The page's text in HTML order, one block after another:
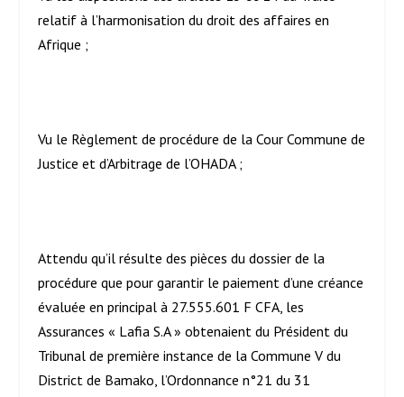
relatif à l’harmonisation du droit des affaires en
Afrique ;
Vu le Règlement de procédure de la Cour Commune de
Justice et d’Arbitrage de l’OHADA ;
Attendu qu’il résulte des pièces du dossier de la
procédure que pour garantir le paiement d’une créance
évaluée en principal à 27.555.601 F CFA, les
Assurances « Lafia S.A » obtenaient du Président du
Tribunal de première instance de la Commune V du
District de Bamako, l’Ordonnance n°21 du 31